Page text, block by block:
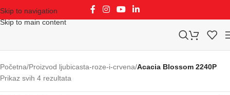
Skip to navigation
Skip to main content
Početna/Proizvod ljubicasta-roze-i-crvena/Acacia Blossom 2240P
Prikaz svih 4 rezultata